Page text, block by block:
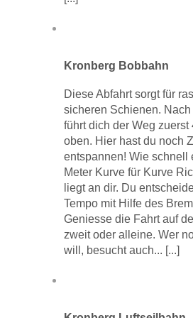
Kronberg Bobbahn
Diese Abfahrt sorgt für
sicheren Schienen.
führt dich der Weg zuerst
oben. Hier hast du noch
entspannen! Wie schnell
Meter Kurve für Kurve
liegt an dir. Du
Tempo mit Hilfe des
Geniesse die Fahrt auf
zweit oder alleine. Wer
will, besucht auch... [...]